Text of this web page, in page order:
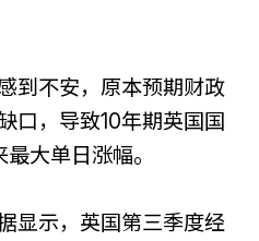
到不安，原本预期财政
口，导致10年期英国国
大单日涨幅。
显示，英国第三季度经